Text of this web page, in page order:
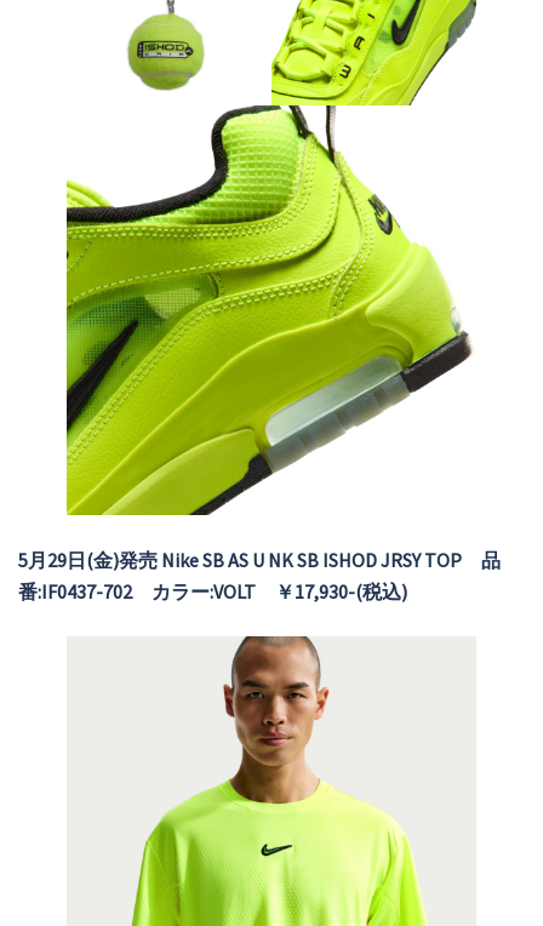
5月29日(金)発売 Nike SB AS U NK SB ISHOD JRSY TOP 品
番:IF0437-702 カラー:VOLT ￥17,930-(税込)